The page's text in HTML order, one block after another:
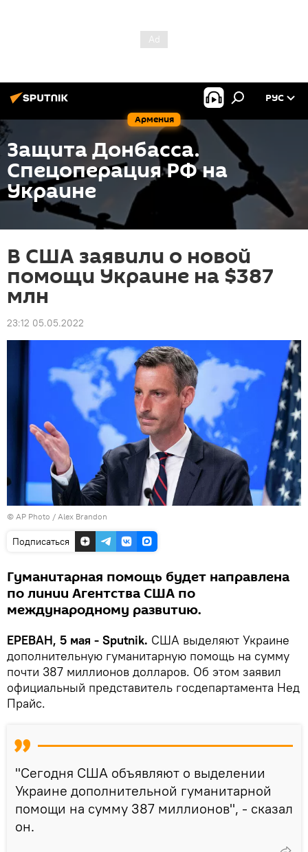
Армения
РУС
Защита Донбасса.
Спецоперация РФ на
Украине
В США заявили о новой
помощи Украине на $387
млн
23:12 05.05.2022
© AP Photo / Alex Brandon
Подписаться
Гуманитарная помощь будет направлена
по линии Агентства США по
международному развитию.
ЕРЕВАН, 5 мая - Sputnik. США выделяют Украине
дополнительную гуманитарную помощь на сумму
почти 387 миллионов долларов. Об этом заявил
официальный представитель госдепартамента Нед
Прайс.
"Сегодня США объявляют о выделении
Украине дополнительной гуманитарной
помощи на сумму 387 миллионов", - сказал
он.